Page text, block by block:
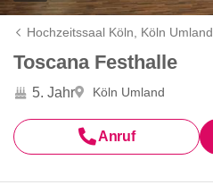
Hochzeitssaal Köln, Köln Umland
Toscana Festhalle
5. Jahr Köln Umland
Anruf